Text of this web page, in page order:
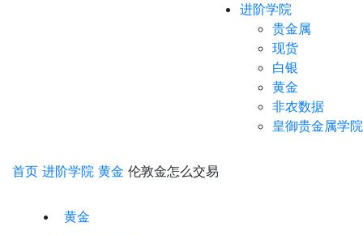
进阶学院
贵金属
现货
白银
黄金
非农数据
皇御贵金属学院
首页 进阶学院 黄金 伦敦金怎么交易
黄金